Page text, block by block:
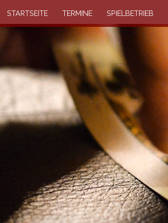
STARTSEITE TERMINE SPIELBETRIEB